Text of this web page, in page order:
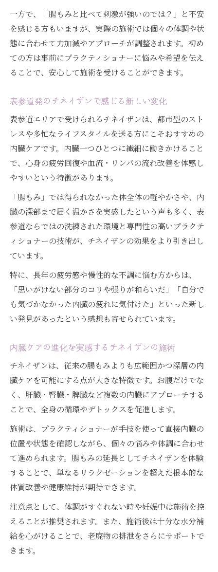
一方で、「腸もみと比べて刺激が強いのでは？」と不安
を感じる方もいますが、実際の施術では個々の体調や状
態に合わせて力加減やアプローチが調整されます。初め
ての方は事前にプラクティショナーに悩みや希望を伝え
ることで、安心して施術を受けることができます。
表参道発のチネイザンで感じる新しい変化
表参道エリアで受けられるチネイザンは、都市型のスト
レスや多忙なライフスタイルを送る方にこそおすすめの
内臓ケアです。内臓一つひとつに繊細に働きかけること
で、心身の疲労回復や血流・リンパの流れ改善を体感し
やすいという特徴があります。
「腸もみ」では得られなかった体全体の軽やかさや、内
臓の深部まで届く温かさを実感したという声も多く、表
参道ならではの洗練された環境と専門性の高いプラクテ
ィショナーの技術が、チネイザンの効果をより引き出し
ています。
特に、長年の疲労感や慢性的な不調に悩む方からは、
「思いがけない部分のコリや張りが和らいだ」「自分で
も気づかなかった内臓の疲れに気付けた」といった新し
い発見があったという感想も寄せられています。
内臓ケアの進化を実感するチネイザンの施術
チネイザンは、従来の腸もみよりも広範囲かつ深層の内
臓ケアを可能にする点が大きな特徴です。お腹だけでな
く、肝臓・腎臓・脾臓など複数の内臓にアプローチする
ことで、全身の循環やデトックスを促進します。
施術は、プラクティショナーが手技を使って直接内臓の
位置や状態を確認しながら、個々の悩みや体調に合わせ
て進められます。腸もみの延長としてチネイザンを体験
することで、単なるリラクゼーションを超えた根本的な
体質改善や健康維持が期待できます。
注意点として、体調がすぐれない時や妊娠中は施術を控
えることが推奨されます。また、施術後は十分な水分補
給を心がけることで、老廃物の排泄をさらにサポートで
きます。